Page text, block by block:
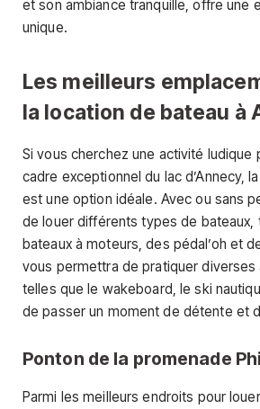
et son ambiance tranquille, offre une
unique.
Les meilleurs
la location de bateau à
Si vous cherchez une activité ludique
cadre exceptionnel du lac d’Annecy,
est une option idéale. Avec ou sans
de louer différents types de bateaux,
bateaux à moteurs, des pédal’oh et
vous permettra de pratiquer diverses
telles que le wakeboard, le ski
de passer un moment de détente et
Ponton de la promenade
Parmi les meilleurs endroits pour